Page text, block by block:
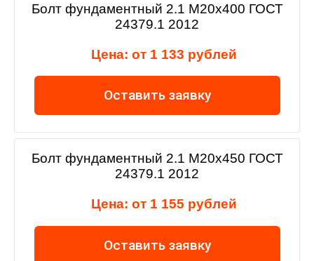
Болт фундаментный 2.1 М20х400 ГОСТ
24379.1 2012
Цена: от 1 133 рублей
Оставить заявку
Болт фундаментный 2.1 М20х450 ГОСТ
24379.1 2012
Цена: от 1 155 рублей
Оставить заявку